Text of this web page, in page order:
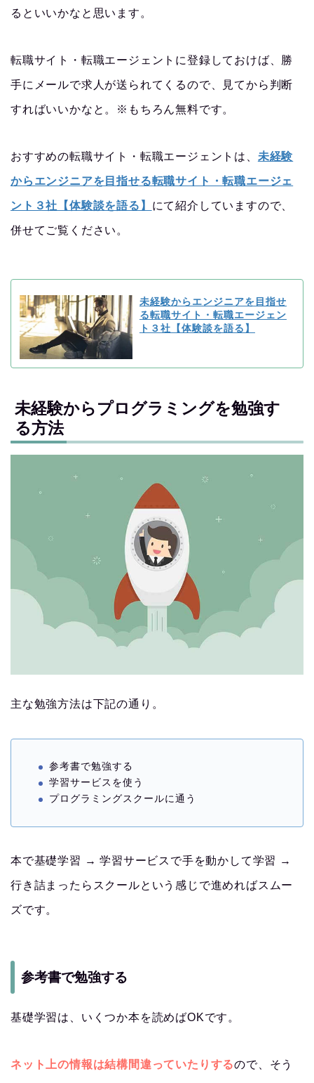
るといいかなと思います。
転職サイト・転職エージェントに登録しておけば、勝
手にメールで求人が送られてくるので、見てから判断
すればいいかなと。※もちろん無料です。
おすすめの転職サイト・転職エージェントは、 未経験
からエンジニアを目指せる転職サイト・転職エージェ
ント３社【体験談を語る】 にて紹介していますので、
併せてご覧ください。
未経験からエンジニアを目指せ
る転職サイト・転職エージェン
ト３社【体験談を語る】
未経験からプログラミングを勉強す
る方法
主な勉強方法は下記の通り。
参考書で勉強する
学習サービスを使う
プログラミングスクールに通う
本で基礎学習 → 学習サービスで手を動かして学習 →
行き詰まったらスクールという感じで進めればスムー
ズです。
参考書で勉強する
基礎学習は、いくつか本を読めばOKです。
ネット上の情報は結構間違っていたりするので、そう